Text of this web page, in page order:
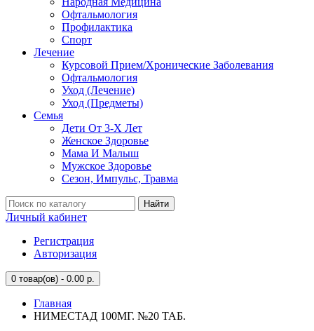
Офтальмология
Профилактика
Спорт
Лечение
Курсовой Прием/Хронические Заболевания
Офтальмология
Уход (Лечение)
Уход (Предметы)
Семья
Дети От 3-Х Лет
Женское Здоровье
Мама И Малыш
Мужское Здоровье
Сезон, Импульс, Травма
Найти
Личный кабинет
Регистрация
Авторизация
0 товар(ов) - 0.00 р.
Главная
НИМЕСТАД 100МГ. №20 ТАБ.